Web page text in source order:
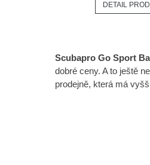
DETAIL
Scubapro Go Sport
dobré ceny. A to ještě
prodejně, která má